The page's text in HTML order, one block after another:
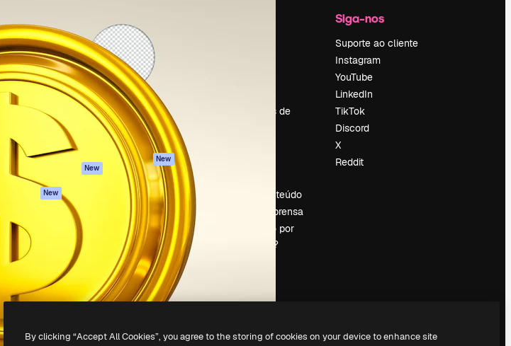
Spaces
Assistente de IA
Gerador de
imagens
Gerador de vídeos
Texto para voz
Conteúdo de stock
MCP para
Claude/ChatGPT
New
New
App móvel
Todas as
ferramentas
Academy
Documentação
Atendimento
Termos e
condições
Política de
privacidade
Originais New
Política de cookies
Central de
confiabilidade
Afiliados
Empresas
Tendências de
Vender conteúdo
Sala de imprensa
Procurando por
magnific.ai?
Siga-nos
Suporte ao cliente
Instagram
YouTube
LinkedIn
TikTok
Discord
X
Reddit
Todos os direitos reservados.
By clicking “Accept All Cookies”, you agree to the storing of cookies on your device to enhance site